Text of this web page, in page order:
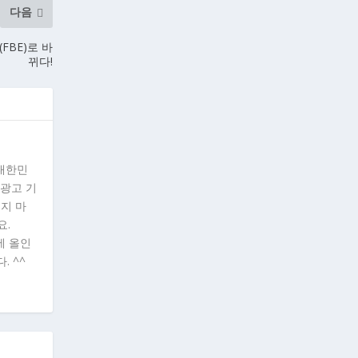
다음
로 바
뀌다!
한민
고 기
마
.
올인
. ^^